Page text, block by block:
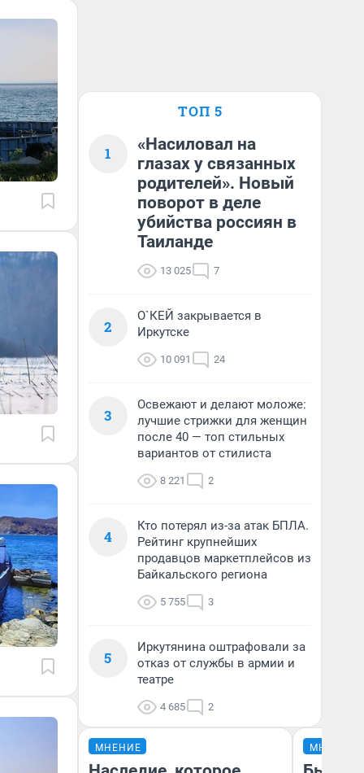
ТОП 5
1
«Насиловал на
глазах у связанных
родителей». Новый
поворот в деле
убийства россиян в
Таиланде
13 025 7
2
О`КЕЙ закрывается в
Иркутске
10 091 24
3
Освежают и делают моложе:
лучшие стрижки для женщин
после 40 — топ стильных
вариантов от стилиста
8 221 2
4
Кто потерял из-за атак БПЛА.
Рейтинг крупнейших
продавцов маркетплейсов из
Байкальского региона
5 755 3
5
Иркутянина оштрафовали за
отказ от службы в армии и
театре
4 685 2
МНЕНИЕ МНЕНИЕ